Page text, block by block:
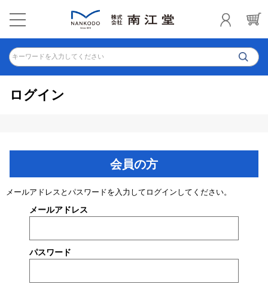
キーワードを入力してください
ログイン
会員の方
メールアドレスとパスワードを入力してログインしてください。
メールアドレス
パスワード